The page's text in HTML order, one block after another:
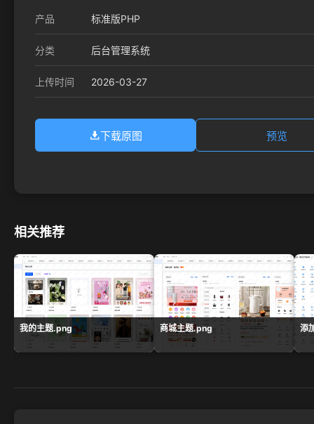
产品 标准版PHP
分类 后台管理系统
上传时间 2026-03-27
下载原图 预览
相关推荐
我的主题.png 商城主题.png 添